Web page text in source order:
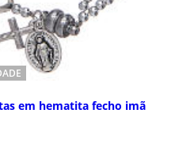
em hematita fecho imã